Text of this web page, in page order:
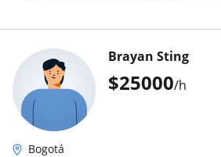
$25000/h
Brayan Sting
Bogotá